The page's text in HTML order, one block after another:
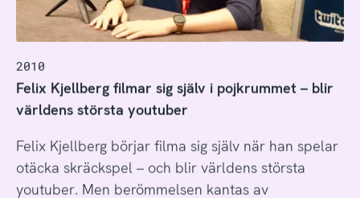
2010
Felix Kjellberg filmar sig själv i pojkrummet – blir
världens största youtuber
Felix Kjellberg börjar filma sig själv när han spelar
otäcka skräckspel – och blir världens största
youtuber. Men berömmelsen kantas av